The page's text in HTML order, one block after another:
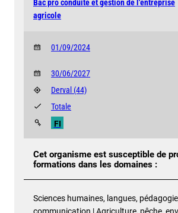
Bac pro conduite et gestion de l'entreprise
agricole
01/09/2024
30/06/2027
Derval (44)
FI
Totale
Cet organisme est susceptible de
formations dans les domaines :
Sciences humaines, langues,
communication | Agriculture, pêche,